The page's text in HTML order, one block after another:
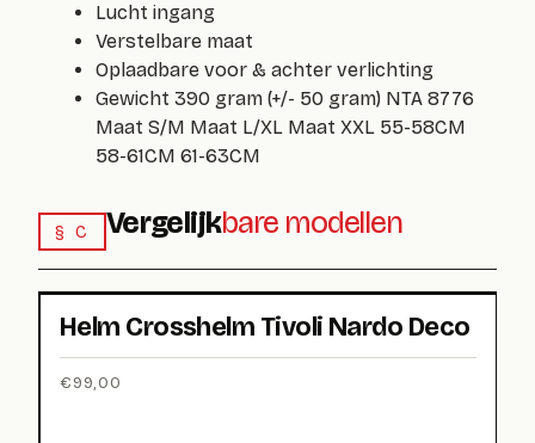
Lucht ingang
Verstelbare maat
Oplaadbare voor & achter verlichting
Gewicht 390 gram (+/- 50 gram) NTA 8776
Maat S/M Maat L/XL Maat XXL 55-58CM
58-61CM 61-63CM
§ C Vergelijkbare modellen
Helm Crosshelm Tivoli Nardo Deco
€99,00